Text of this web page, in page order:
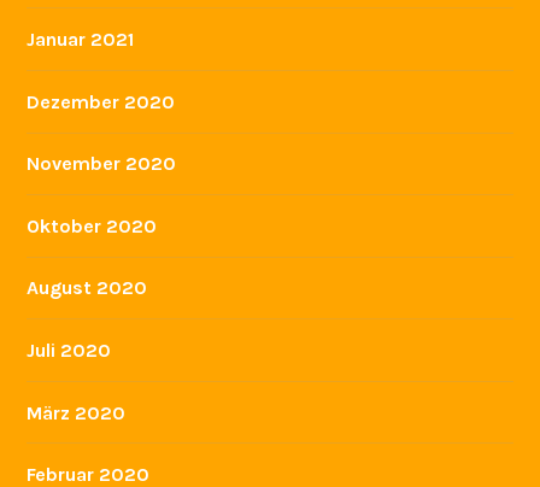
Januar 2021
Dezember 2020
November 2020
Oktober 2020
August 2020
Juli 2020
März 2020
Februar 2020